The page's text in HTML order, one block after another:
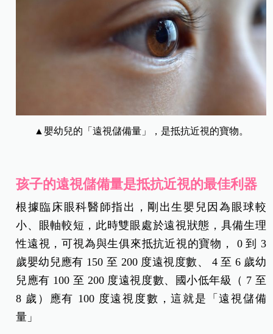
▲嬰幼兒的「遠視儲備量」，是抵抗近視的寶物。
孩子的遠視儲備量是抵抗近視的最佳利器
根據臨床眼科醫師指出，剛出生嬰兒因為眼球較
小、眼軸較短，此時雙眼處於遠視狀態，具備生理
性遠視，可視為與生俱來抵抗近視的寶物， 0 到 3
歲嬰幼兒應有 150 至 200 度遠視度數、 4 至 6 歲幼
兒應有 100 至 200 度遠視度數、國小低年級（ 7 至
8 歲）應有 100 度遠視度數，這就是「遠視儲備
量」